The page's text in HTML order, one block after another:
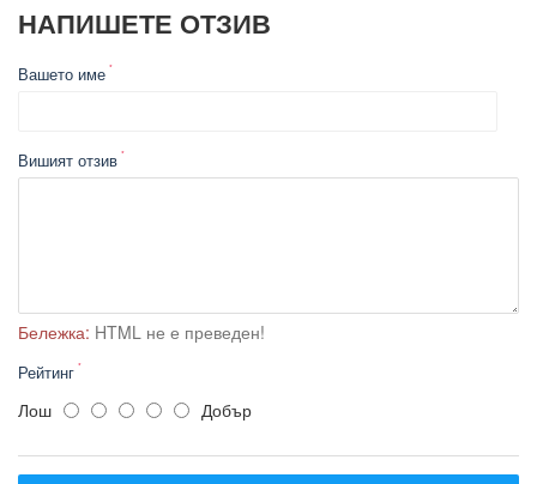
НАПИШЕТЕ ОТЗИВ
Вашето име
Вишият отзив
Бележка: HTML не е преведен!
Рейтинг
Лош Добър